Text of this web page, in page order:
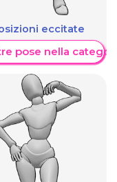
eccitate
pose nella